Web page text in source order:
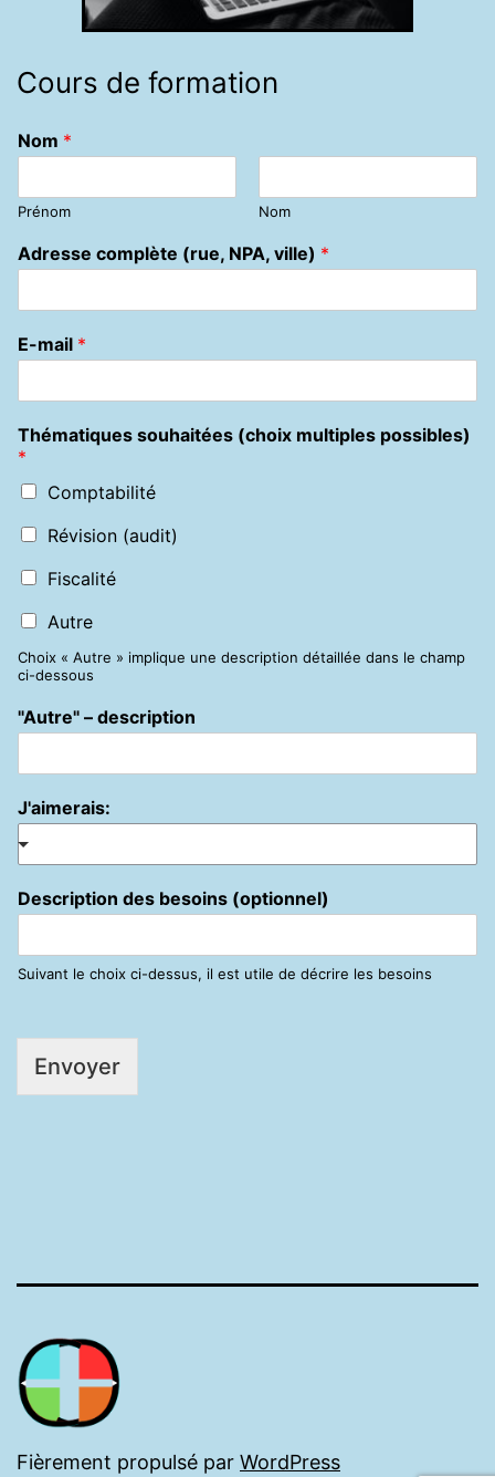
Cours de formation
Nom *
Prénom Nom
Adresse complète (rue, NPA, ville) *
E-mail *
Thématiques souhaitées (choix multiples possibles)
*
Comptabilité
Révision (audit)
Fiscalité
Autre
Choix « Autre » implique une description détaillée dans le champ
ci-dessous
"Autre" – description
J'aimerais:
Description des besoins (optionnel)
Suivant le choix ci-dessus, il est utile de décrire les besoins
Envoyer
Fièrement propulsé par WordPress